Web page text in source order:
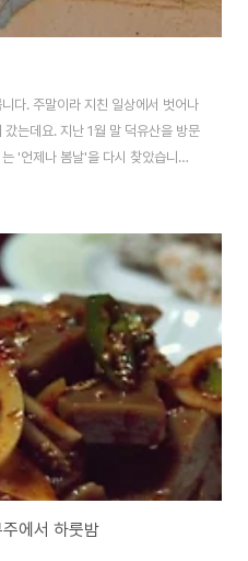
다. 주말이라 지친 일상에서 벗어나
는데요. 지난 1월 말 덕유산을 방문
'언제나 봄날'을 다시 찾았습니다.
드리님~^^ 이번에는 눌산형님과
면에 위치한 용복마을입니다. 용복
면에 이쁜 그림으로 이루어져 있었
쁘게 지도를 꾸며 놓았네요. 17번 국
미술로 말걸기~ 라는 문구가 눈에
에서 하룻밤